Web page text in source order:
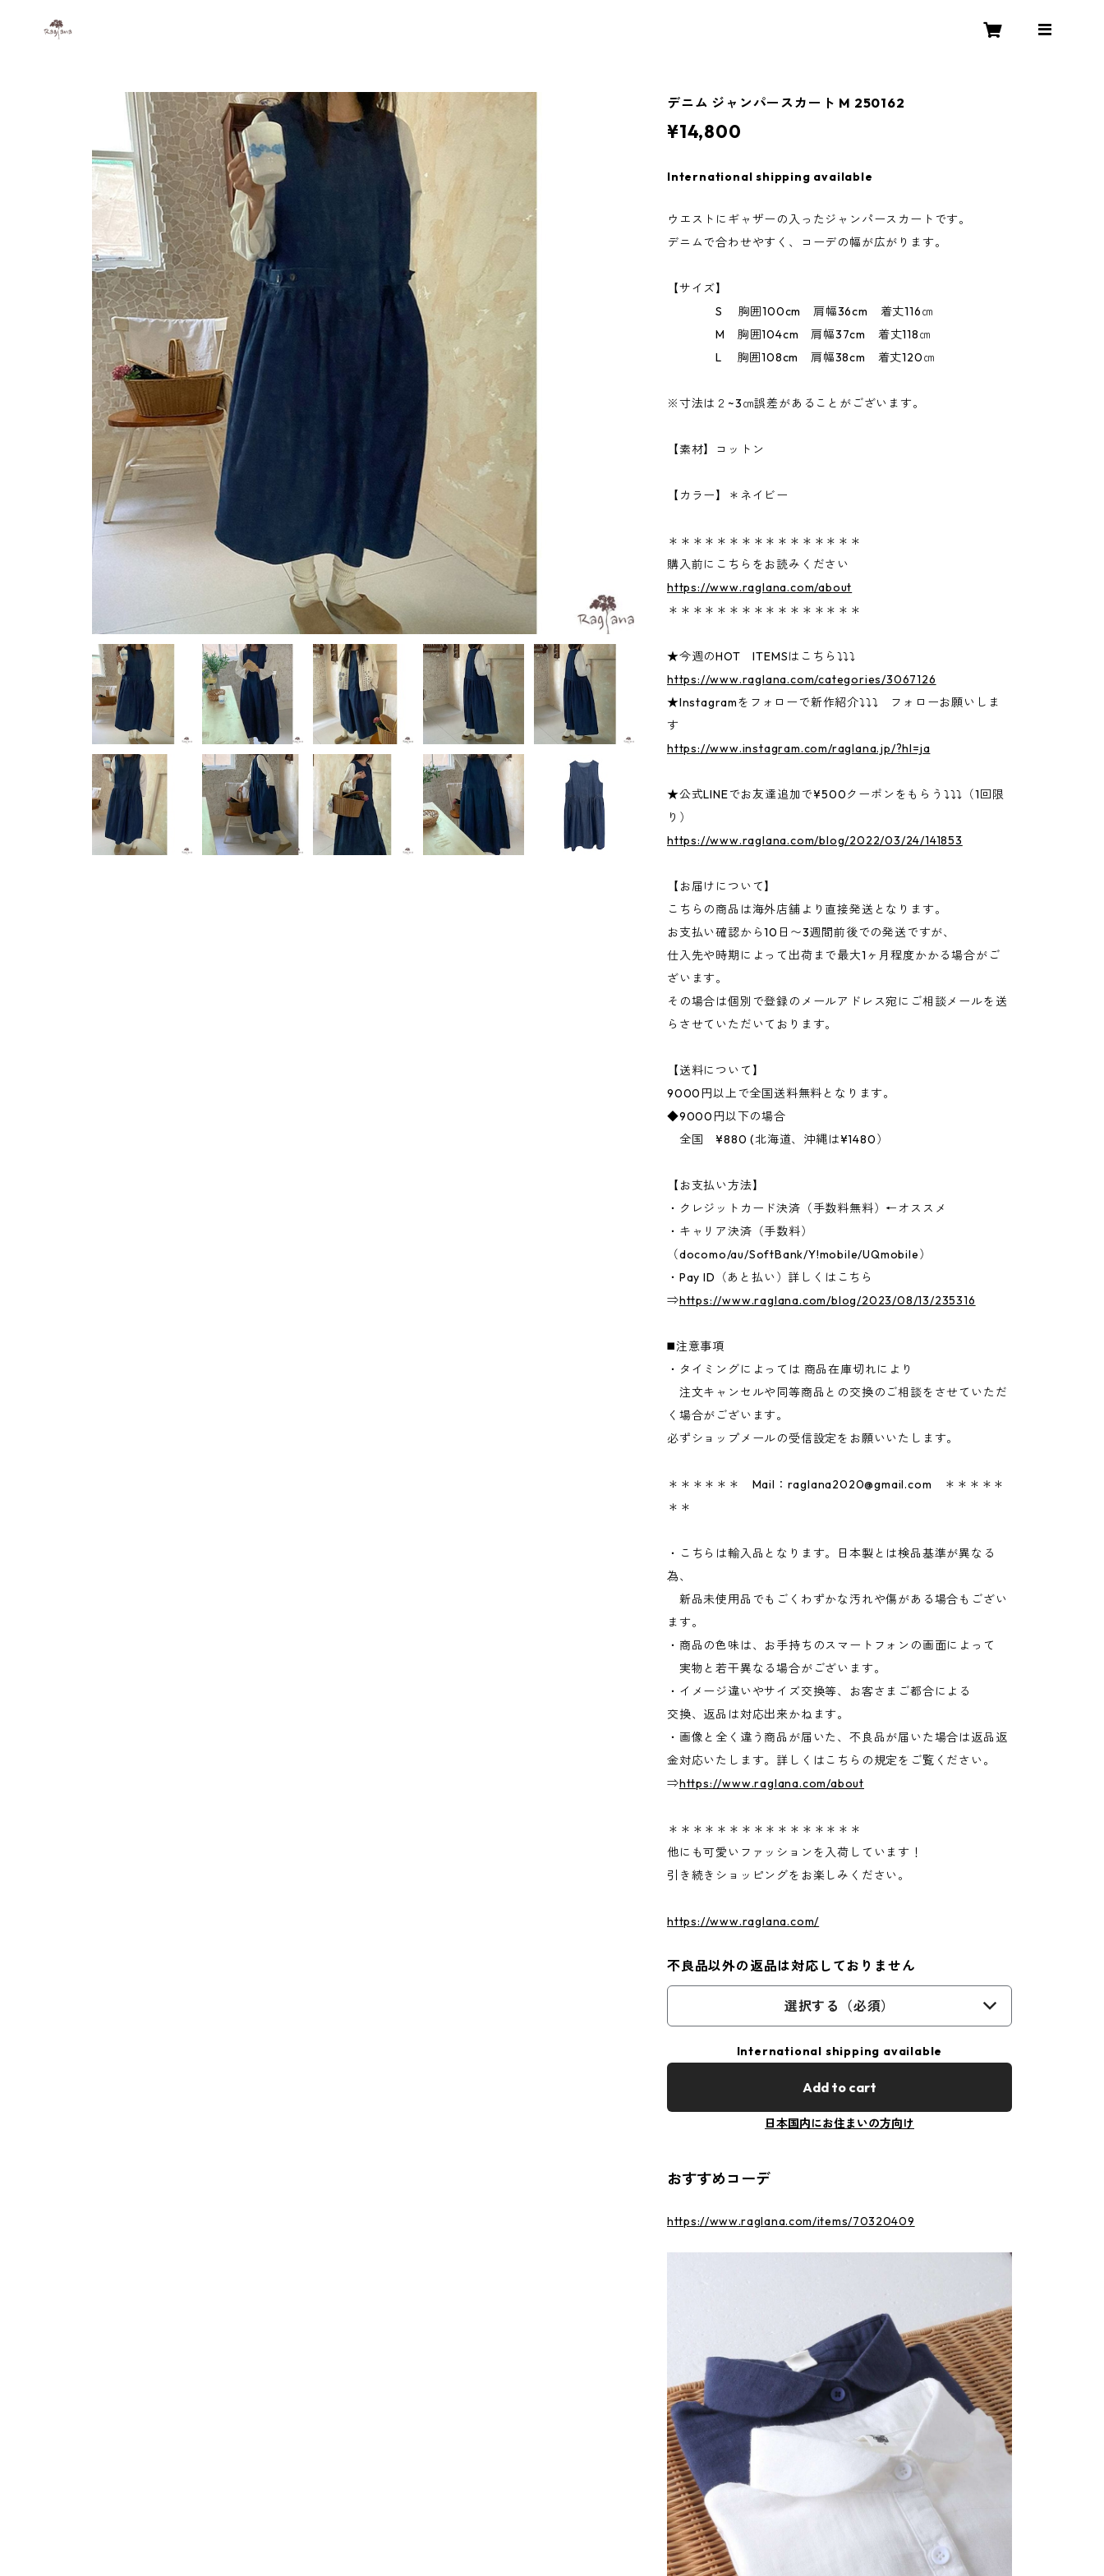
デニム ジャンパースカート M 250162
¥14,800
International shipping available
ウエストにギャザーの入ったジャンパースカートです。
デニムで合わせやすく、コーデの幅が広がります。
【サイズ】
S 胸囲100cm 肩幅36cm 着丈116㎝
M 胸囲104cm 肩幅37cm 着丈118㎝
L 胸囲108cm 肩幅38cm 着丈120㎝
※寸法は２~3㎝誤差があることがございます。
【素材】コットン
【カラー】＊ネイビー
＊＊＊＊＊＊＊＊＊＊＊＊＊＊＊＊
購入前にこちらをお読みください
https://www.raglana.com/about
＊＊＊＊＊＊＊＊＊＊＊＊＊＊＊＊
★今週のHOT ITEMSはこちら⤵⤵⤵
https://www.raglana.com/categories/3067126
★Instagramをフォローで新作紹介⤵⤵⤵ フォローお願いしま
す
https://www.instagram.com/raglana.jp/?hl=ja
★公式LINEでお友達追加で¥500クーポンをもらう⤵⤵⤵（1回限
り）
https://www.raglana.com/blog/2022/03/24/141853
【お届けについて】
こちらの商品は海外店舗より直接発送となります。
お支払い確認から10日〜3週間前後での発送ですが、
仕入先や時期によって出荷まで最大1ヶ月程度かかる場合がご
ざいます。
その場合は個別で登録のメールアドレス宛にご相談メールを送
らさせていただいております。
【送料について】
9000円以上で全国送料無料となります。
◆9000円以下の場合
全国 ¥880 (北海道、沖縄は¥1480）
【お支払い方法】
・クレジットカード決済（手数料無料）←オススメ
・キャリア決済（手数料）
（docomo/au/SoftBank/Y!mobile/UQmobile）
・Pay ID（あと払い）詳しくはこちら
⇒https://www.raglana.com/blog/2023/08/13/235316
◼️注意事項
・タイミングによっては 商品在庫切れにより
注文キャンセルや同等商品との交換のご相談をさせていただ
く場合がございます。
必ずショップメールの受信設定をお願いいたします。
＊＊＊＊＊＊ Mail： raglana2020@gmail.com ＊＊＊＊＊
＊＊
・こちらは輸入品となります。日本製とは検品基準が異なる
為、
新品未使用品でもごくわずかな汚れや傷がある場合もござい
ます。
・商品の色味は、お手持ちのスマートフォンの画面によって
実物と若干異なる場合がございます。
・イメージ違いやサイズ交換等、お客さまご都合による
交換、返品は対応出来かねます。
・画像と全く違う商品が届いた、不良品が届いた場合は返品返
金対応いたします。詳しくはこちらの規定をご覧ください。
⇒https://www.raglana.com/about
＊＊＊＊＊＊＊＊＊＊＊＊＊＊＊＊
他にも可愛いファッションを入荷しています！
引き続きショッピングをお楽しみください。
https://www.raglana.com/
不良品以外の返品は対応しておりません
選択する（必須）
International shipping available
Add to cart
日本国内にお住まいの方向け
おすすめコーデ
https://www.raglana.com/items/70320409